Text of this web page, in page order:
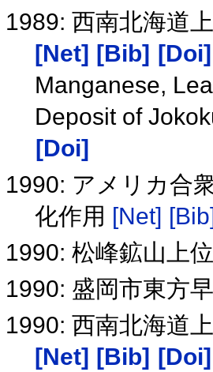
1989: 西南北海道
[Net] [Bib] [Doi]
Manganese,
Deposit of
[Doi]
1990: アメリカ合
化作用 [Net]
1990: 松峰鉱山上
1990: 盛岡市東方
1990: 西南北海道
[Net] [Bib]
[Doi]